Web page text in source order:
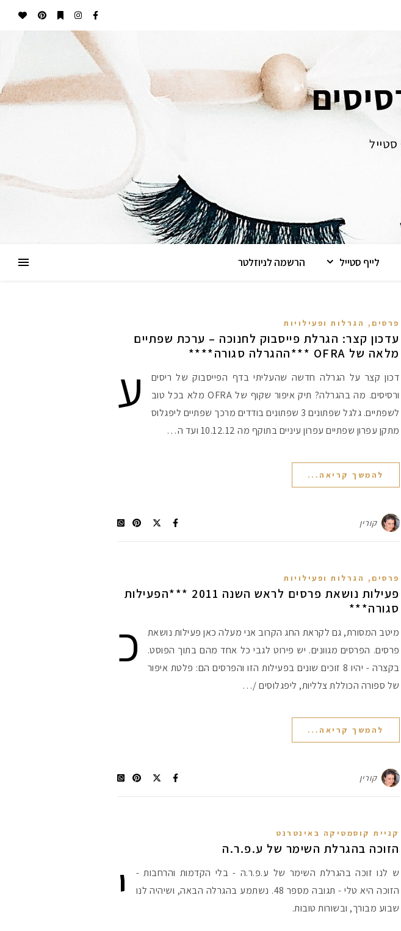
סטייל
לייף סטייל הרשמה לניוזלטר
פרסים, הגרלות ופעילויות
עדכון קצר: הגרלת פייסבוק לחנוכה – ערכת שפתיים
מלאה של OFRA ***ההגרלה סגורה****
ע
דכון קצר על הגרלה חדשה שהעליתי בדף הפייסבוק של ריסים
ורסיסים. מה בהגרלה? תיק איפור שקוף של OFRA מלא בכל טוב
לשפתיים. גלגל שפתונים 3 שפתונים בודדים מרכך שפתיים ליפגלוס
מתקן עפרון שפתיים עפרון עיניים בתוקף מה 10.12.12 ועד ה…
להמשך קריאה...
קורין
פרסים, הגרלות ופעילויות
פעילות נושאת פרסים לראש השנה 2011 ***הפעילות
סגורה***
כ
מיטב המסורת, גם לקראת החג הקרוב אני מעלה כאן פעילות נושאת
פרסים. הפרסים מגוונים. יש פירוט לגבי כל אחד מהם בתוך הפוסט.
בקצרה - יהיו 8 זוכים שונים בפעילות הזו והפרסים הם: פלטת איפור
של ספורה הכוללת צלליות, ליפגלוסים /…
להמשך קריאה...
קורין
קניית קוסמטיקה באינטרנט
הזוכה בהגרלת השימר של ע.פ.ר.ה
י
ש לנו זוכה בהגרלת השימר של ע.פ.ר.ה - בלי הקדמות והרחבות -
הזוכה היא טלי - תגובה מספר 48. נשתמע בהגרלה הבאה, ושיהיה לנו
שבוע מבורך, ובשורות טובות.